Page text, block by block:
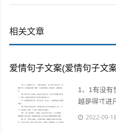
相关文章
爱情句子文案(爱情句子文
1、1有没有
越是得寸进
者，相伴着
2022-09-18